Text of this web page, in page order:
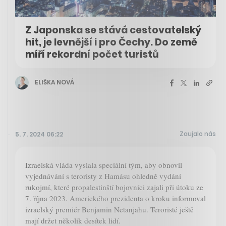
Z Japonska se stává cestovatelský
hit, je levnější i pro Čechy. Do země
míří rekordní počet turistů
ELIŠKA NOVÁ
5. 7. 2024 06:22 Zaujalo nás
Izraelská vláda vyslala speciální tým, aby obnovil
vyjednávání s teroristy z Hamásu ohledně vydání
rukojmí, které propalestinští bojovníci zajali při útoku ze
7. října 2023. Amerického prezidenta o kroku informoval
izraelský premiér Benjamin Netanjahu. Teroristé ještě
mají držet několik desítek lidí.